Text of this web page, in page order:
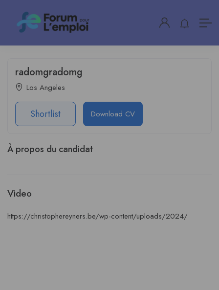
radomgradomg
Los Angeles
Shortlist Download CV
À propos du candidat
Video
https://christophereyners.be/wp-content/uploads/2024/